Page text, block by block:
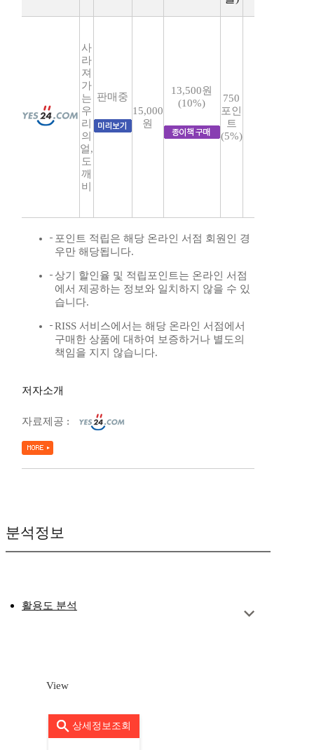
사
라
져
가
는
우
리
의
얼,
도
깨
비
판매중
15,000
원
13,500원
(10%)
750
포인
트
(5%)
포인트 적립은 해당 온라인 서점 회원인 경
우만 해당됩니다.
상기 할인율 및 적립포인트는 온라인 서점
에서 제공하는 정보와 일치하지 않을 수 있
습니다.
RISS 서비스에서는 해당 온라인 서점에서
구매한 상품에 대하여 보증하거나 별도의
책임을 지지 않습니다.
저자소개
자료제공 :
분석정보
활용도 분석
View
상세정보조회